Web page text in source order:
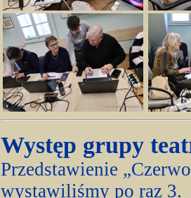
Występ grupy
Przedstawienie
wystawiliśmy po raz 3.